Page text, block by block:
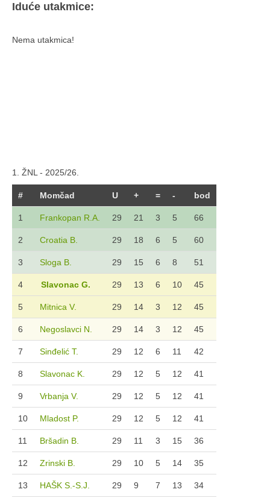
Iduće utakmice:
Nema utakmica!
1. ŽNL - 2025/26.
# Momčad U + = - bod
1 Frankopan R.A. 29 21 3 5 66
2 Croatia B. 29 18 6 5 60
3 Sloga B. 29 15 6 8 51
4 Slavonac G. 29 13 6 10 45
5 Mitnica V. 29 14 3 12 45
6 Negoslavci N. 29 14 3 12 45
7 Sinđelić T. 29 12 6 11 42
8 Slavonac K. 29 12 5 12 41
9 Vrbanja V. 29 12 5 12 41
10 Mladost P. 29 12 5 12 41
11 Bršadin B. 29 11 3 15 36
12 Zrinski B. 29 10 5 14 35
13 HAŠK S.-S.J. 29 9 7 13 34